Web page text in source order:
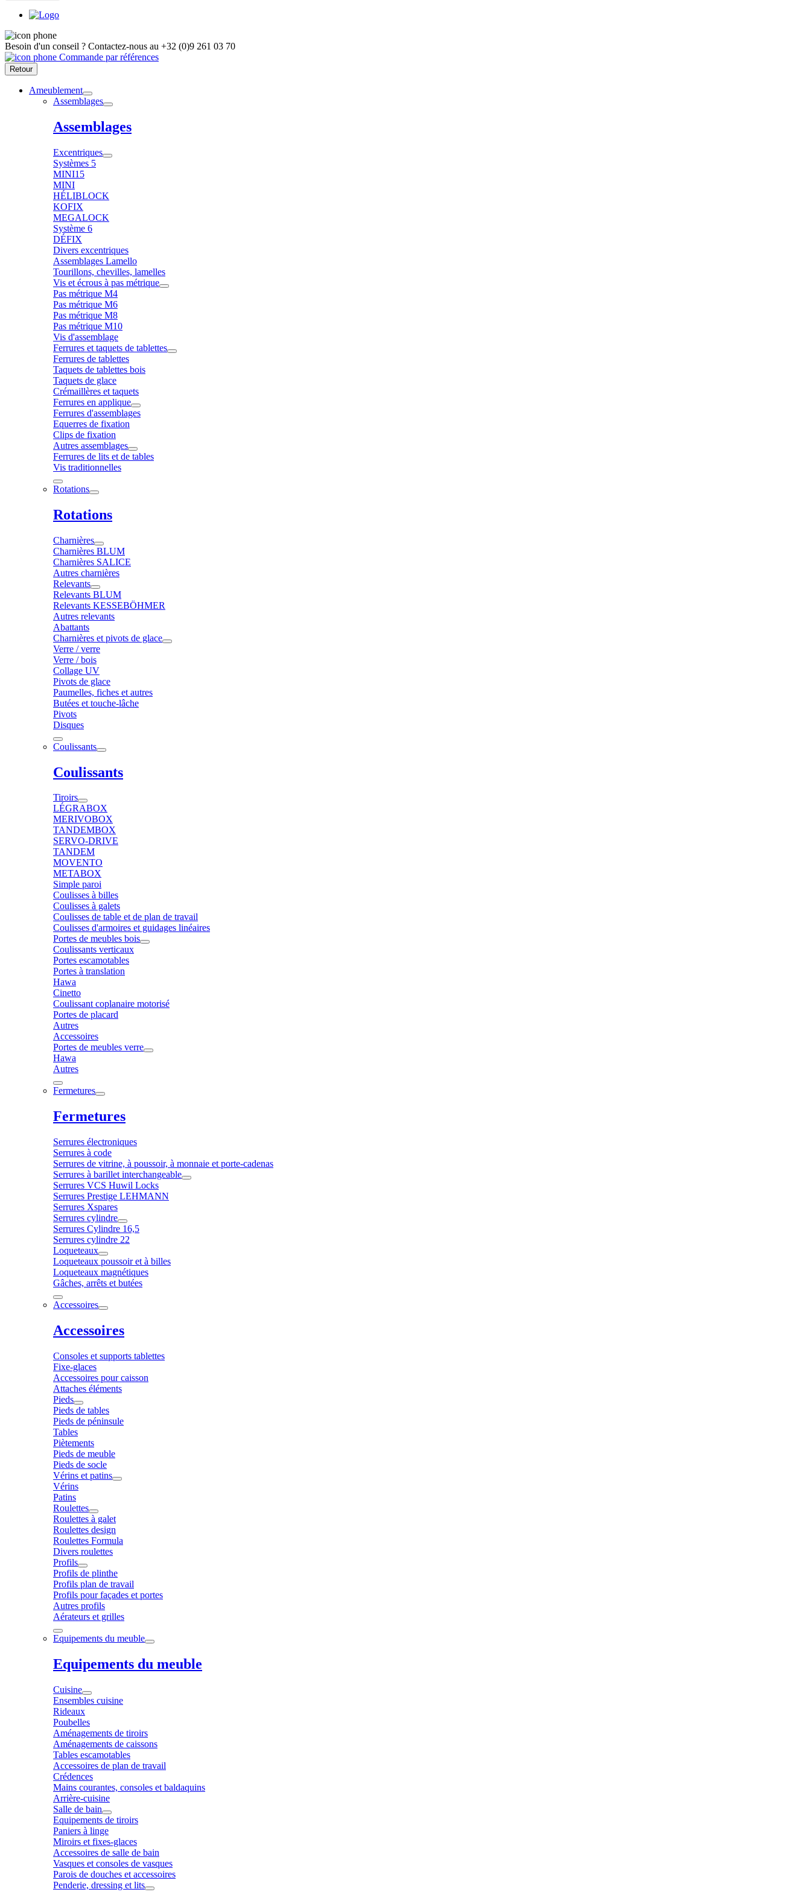
Besoin d'un conseil ? Contactez-nous au +32 (0)9 261 03 70
Commande par références
Retour
Ameublement
Assemblages
Assemblages
Excentriques
Systèmes 5
MINI15
MINI
HÉLIBLOCK
KOFIX
MEGALOCK
Système 6
DÉFIX
Divers excentriques
Assemblages Lamello
Tourillons, chevilles, lamelles
Vis et écrous à pas métrique
Pas métrique M4
Pas métrique M6
Pas métrique M8
Pas métrique M10
Vis d'assemblage
Ferrures et taquets de tablettes
Ferrures de tablettes
Taquets de tablettes bois
Taquets de glace
Crémaillères et taquets
Ferrures en applique
Ferrures d'assemblages
Equerres de fixation
Clips de fixation
Autres assemblages
Ferrures de lits et de tables
Vis traditionnelles
Rotations
Rotations
Charnières
Charnières BLUM
Charnières SALICE
Autres charnières
Relevants
Relevants BLUM
Relevants KESSEBÖHMER
Autres relevants
Abattants
Charnières et pivots de glace
Verre / verre
Verre / bois
Collage UV
Pivots de glace
Paumelles, fiches et autres
Butées et touche-lâche
Pivots
Disques
Coulissants
Coulissants
Tiroirs
LÉGRABOX
MERIVOBOX
TANDEMBOX
SERVO-DRIVE
TANDEM
MOVENTO
METABOX
Simple paroi
Coulisses à billes
Coulisses à galets
Coulisses de table et de plan de travail
Coulisses d'armoires et guidages linéaires
Portes de meubles bois
Coulissants verticaux
Portes escamotables
Portes à translation
Hawa
Cinetto
Coulissant coplanaire motorisé
Portes de placard
Autres
Accessoires
Portes de meubles verre
Hawa
Autres
Fermetures
Fermetures
Serrures électroniques
Serrures à code
Serrures de vitrine, à poussoir, à monnaie et porte-cadenas
Serrures à barillet interchangeable
Serrures VCS Huwil Locks
Serrures Prestige LEHMANN
Serrures Xspares
Serrures cylindre
Serrures Cylindre 16,5
Serrures cylindre 22
Loqueteaux
Loqueteaux poussoir et à billes
Loqueteaux magnétiques
Gâches, arrêts et butées
Accessoires
Accessoires
Consoles et supports tablettes
Fixe-glaces
Accessoires pour caisson
Attaches éléments
Pieds
Pieds de tables
Pieds de péninsule
Tables
Piètements
Pieds de meuble
Pieds de socle
Vérins et patins
Vérins
Patins
Roulettes
Roulettes à galet
Roulettes design
Roulettes Formula
Divers roulettes
Profils
Profils de plinthe
Profils plan de travail
Profils pour façades et portes
Autres profils
Aérateurs et grilles
Equipements du meuble
Equipements du meuble
Cuisine
Ensembles cuisine
Rideaux
Poubelles
Aménagements de tiroirs
Aménagements de caissons
Tables escamotables
Accessoires de plan de travail
Crédences
Mains courantes, consoles et baldaquins
Arrière-cuisine
Salle de bain
Equipements de tiroirs
Paniers à linge
Miroirs et fixes-glaces
Accessoires de salle de bain
Vasques et consoles de vasques
Parois de douches et accessoires
Penderie, dressing et lits